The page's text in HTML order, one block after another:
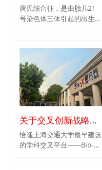
邀出席上海产前诊断
技术质量管理培训专
唐氏综合征，是由胎儿21
号染色体三体引起的出生缺
乎不能自理，或伴有复杂的
心血管疾病，终生无法治
愈，发病率大约为 1/600～
1/800，会给家庭带来沉重
的精神和经济负担。医学上
对此疾病既无有效预防手
能通过产前筛查和诊断争取
尽早发现。
关于交叉创新战略的
几点想法——贺林
恰逢上海交通大学最早建设
的学科交叉平台——Bio-X